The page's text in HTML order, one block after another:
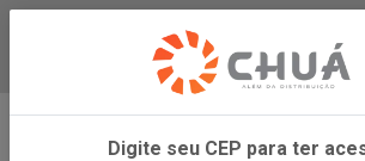
Baixe
Digite seu CEP para ter